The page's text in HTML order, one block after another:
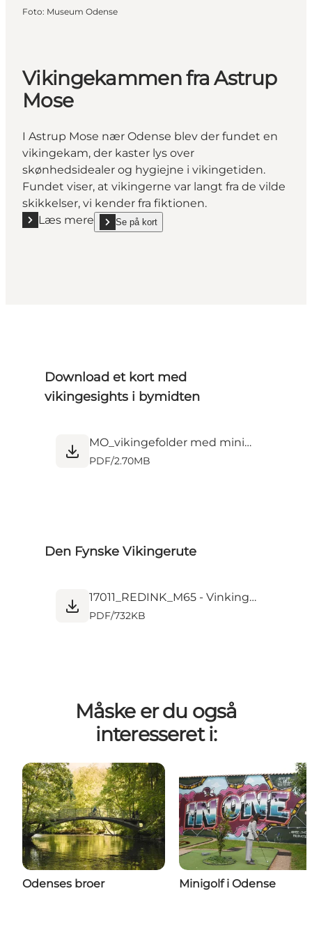
Foto: Museum Odense
Vikingekammen fra Astrup
Mose
I Astrup Mose nær Odense blev der fundet en
vikingekam, der kaster lys over
skønhedsidealer og hygiejne i vikingetiden.
Fundet viser, at vikingerne var langt fra de vilde
skikkelser, vi kender fra fiktionen.
Læs mere
Læs mere "Vikingekammen fra Astrup Mose"
Se på kort
show Vikingekammen fra Astrup Mose on_map
Download et kort med
vikingesights i bymidten
MO_vikingefolder med miniaturer_DK.pdf
PDF/2.70MB
Den Fynske Vikingerute
17011_REDINK_M65 - Vinkingeruten FYN_WEB-1_DA.pdf
PDF/732KB
Måske er du også
interesseret i:
Odenses broer Minigolf i Odense